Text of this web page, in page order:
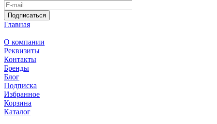
Подписаться
Главная
О компании
Реквизиты
Контакты
Бренды
Блог
Подписка
Избранное
Корзина
Каталог